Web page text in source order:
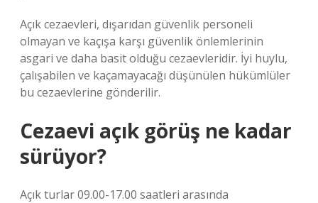
Açık cezaevleri, dışarıdan güvenlik personeli
olmayan ve kaçışa karşı güvenlik önlemlerinin
asgari ve daha basit olduğu cezaevleridir. İyi huylu,
çalışabilen ve kaçamayacağı düşünülen hükümlüler
bu cezaevlerine gönderilir.
Cezaevi açık görüş ne kadar
sürüyor?
Açık turlar 09.00-17.00 saatleri arasında